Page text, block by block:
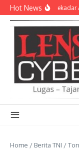
Lewati ke konten
Hot NewsBukan Sekadar
Home / Berita TNI /